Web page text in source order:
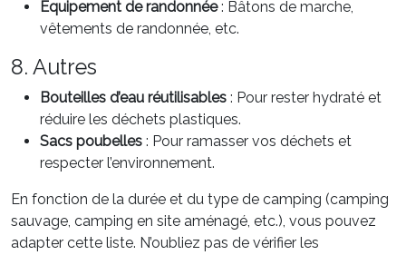
Équipement de randonnée: Bâtons de marche,
vêtements de randonnée, etc.
8. Autres
Bouteilles d’eau réutilisables : Pour rester hydraté et
réduire les déchets plastiques.
Sacs poubelles : Pour ramasser vos déchets et
respecter l’environnement.
En fonction de la durée et du type de camping (camping
sauvage, camping en site aménagé, etc.), vous pouvez
adapter cette liste. N’oubliez pas de vérifier les